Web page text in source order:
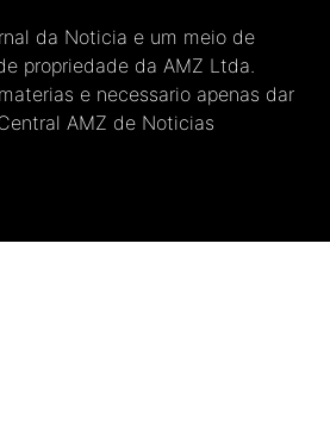
da Noticia e um meio de
propriedade da AMZ Ltda.
e necessario apenas dar
AMZ de Noticias